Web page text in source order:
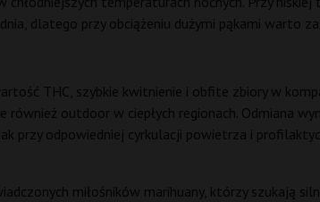
dlatego przy obciążeniu dużymi pąkami warto
THC, szybkie kwitnienie i obfite zbiory w
outdoor w ciepłych regionach. Odmiana
przy odpowiedniej cyrkulacji powietrza i
miłośników marihuany, którzy szukają